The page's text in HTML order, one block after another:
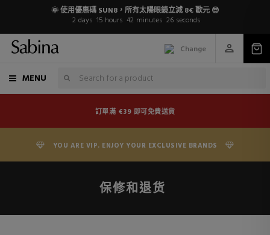
🌞 使用優惠碼 SUN8，所有太陽眼鏡立減 8€ 歐元 😎
2 days 15 hours 42 minutes 26 seconds
Change
MENU
訂單滿 €39 即可免費送貨
YOU ARE VIP. ENJOY YOUR EXCLUSIVE BRANDS
保修和退货